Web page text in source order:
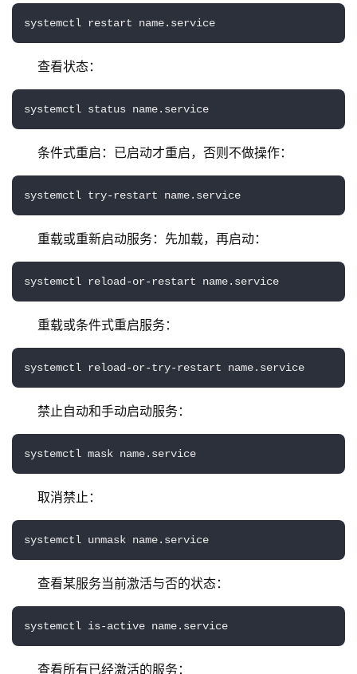
systemctl restart name.service
查看状态：
systemctl status name.service
条件式重启：已启动才重启，否则不做操作：
systemctl try-restart name.service
重载或重新启动服务：先加载，再启动：
systemctl reload-or-restart name.service
重载或条件式重启服务：
systemctl reload-or-try-restart name.service
禁止自动和手动启动服务：
systemctl mask name.service
取消禁止：
systemctl unmask name.service
查看某服务当前激活与否的状态：
systemctl is-active name.service
查看所有已经激活的服务：